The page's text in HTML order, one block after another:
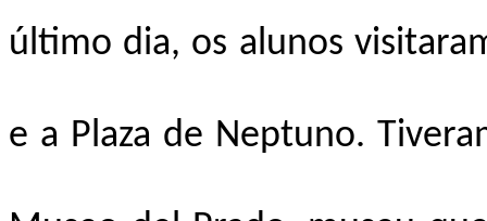
último dia, os alunos
e a Plaza de Neptuno.